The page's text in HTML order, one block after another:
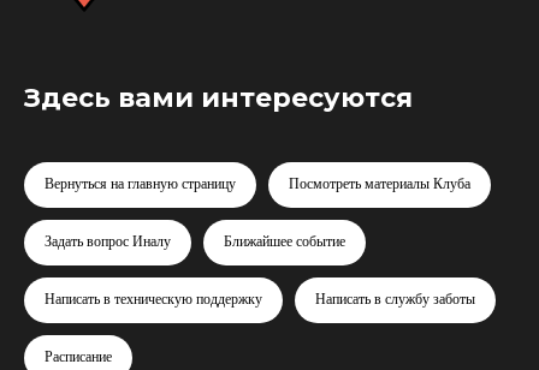
Здесь вами интересуются
Вернуться на главную страницу Посмотреть материалы Клуба
Задать вопрос Иналу Ближайшее событие
Написать в техническую поддержку Написать в службу заботы
Расписание